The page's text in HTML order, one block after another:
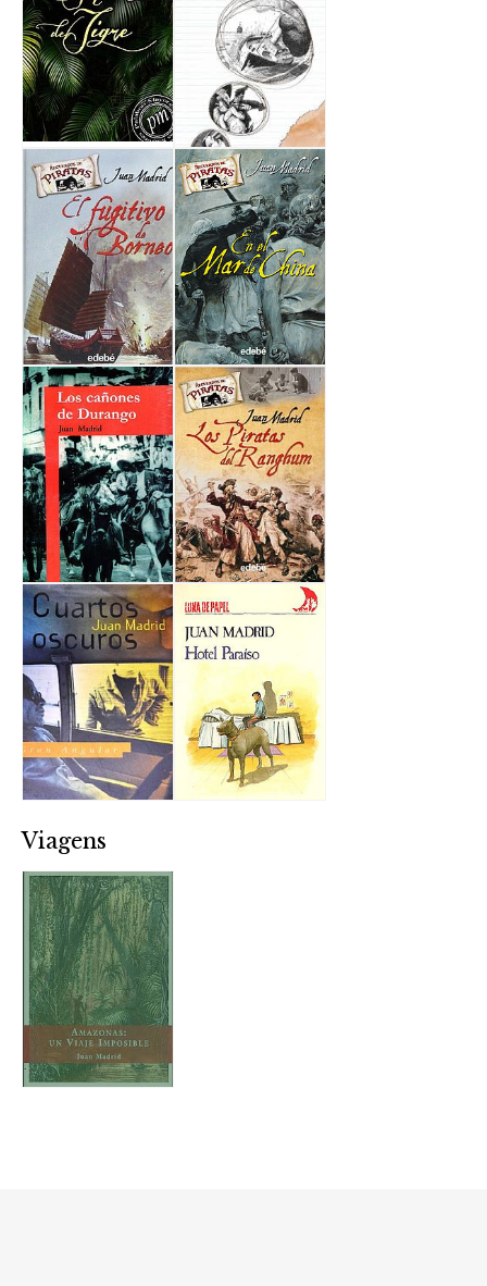
Viagens